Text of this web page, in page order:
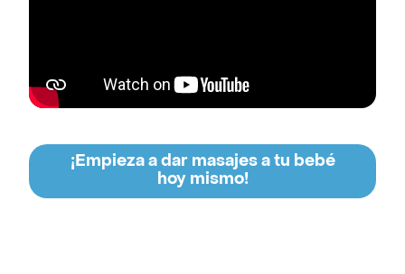
¡Empieza a dar masajes a tu bebé
hoy mismo!